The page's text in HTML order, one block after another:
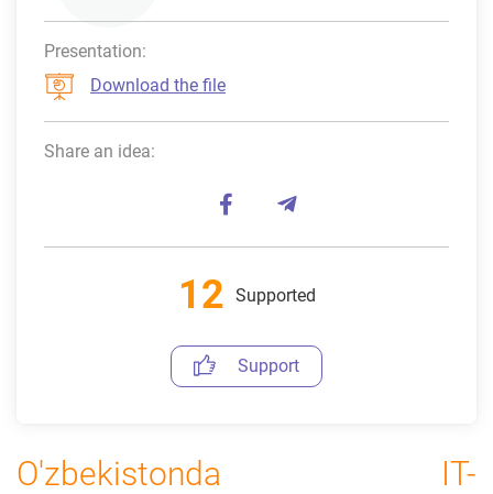
O'zbekistonda IT-
Presentation:
Download the file
Share an idea:
12 Supported
Support